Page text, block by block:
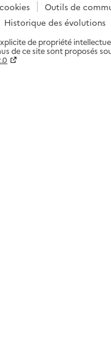
Outils de
Historique des évolutions
de propriété
de ce site sont proposés